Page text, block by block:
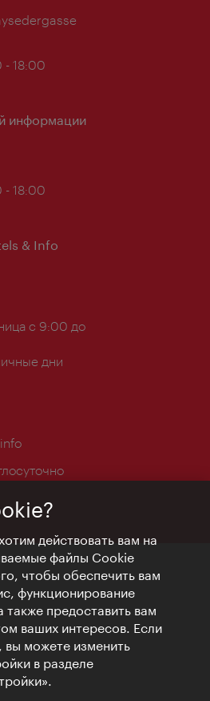
- 18:00
информации
- 18:00
& Info
с 9:00 до
дни
действовать вам на
файлы Cookie
чтобы обеспечить вам
функционирование
также предоставить вам
ваших интересов. Если
вы можете изменить
в разделе